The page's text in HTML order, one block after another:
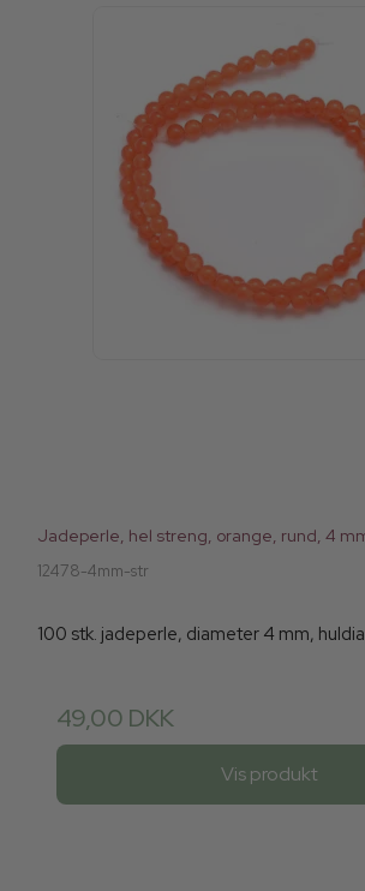
Jadeperle, hel streng, orange, rund, 4
12478-4mm-str
100 stk. jadeperle, diameter 4 mm,
49,00 DKK
Vis produkt